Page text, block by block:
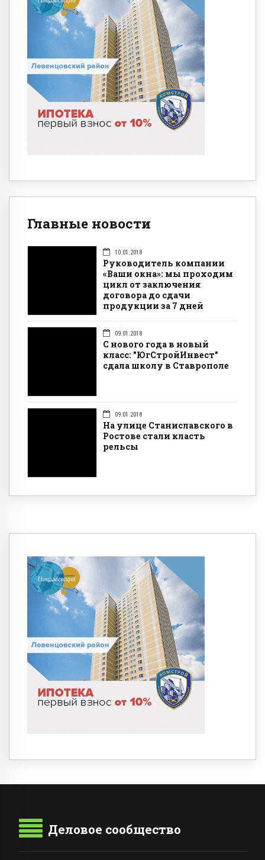
Главные новости
10.01.2018
Руководитель компании
«Ваши окна»: мы проходим
цикл от заключения
договора до сдачи
продукции за 7 дней
09.01.2018
С нового года в новый
класс: "ЮгСтройИнвест"
сдала школу в Ставрополе
09.01.2018
На улице Станиславского в
Ростове стали класть
рельсы
Деловое сообщество